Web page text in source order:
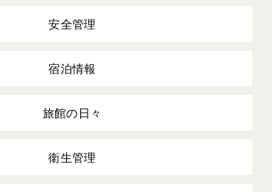
安全管理
宿泊情報
旅館の日々
衛生管理